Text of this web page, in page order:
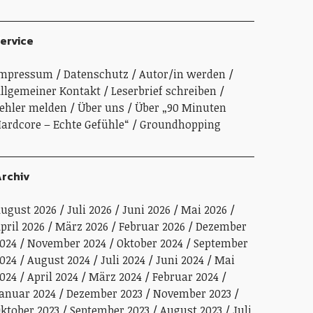
Datenschutz
Autor/in werden
Kontakt
Leserbrief schreiben
melden
Über uns
Über „90 Minuten
– Echte Gefühle“
Groundhopping
2026 Juli 2026 Juni 2026
Mai 2026
2026
März 2026 Februar 2026
Dezember
November 2024 Oktober 2024
September
August 2024 Juli 2024 Juni 2024
Mai
April 2024 März 2024
Februar 2024
2024
Dezember 2023
November 2023